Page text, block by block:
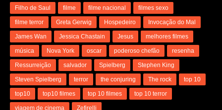
Filho de Saul filme filme nacional filmes sexo
filme terror Greta Gerwig Hospedeiro Invocação do Mal
James Wan Jessica Chastain Jesus melhores filmes
música Nova York oscar poderoso chefão resenha
Ressurreição salvador Spielberg Stephen King
Steven Spielberg terror the conjuring The rock top 10
top10 top10 filmes top 10 filmes top 10 terror
viagem de cinema Zefirelli